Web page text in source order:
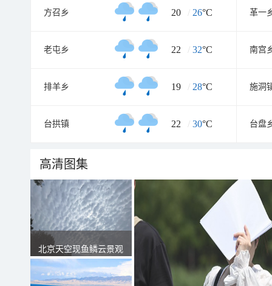
方召乡 20 / 26°C 革一
老屯乡 22 / 32°C 南宫
排羊乡 19 / 28°C 施洞
台拱镇 22 / 30°C 台盘
高清图集
北京天空现鱼鳞云景观